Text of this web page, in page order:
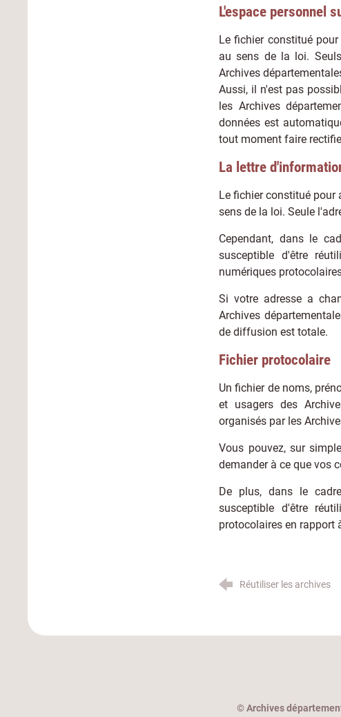
L'espace personnel
Le fichier constitué
au sens de la loi.
Archives
Aussi, il n'est pas
les Archives
données est
tout moment faire
La lettre
Le fichier constitué pour
sens de la loi. Seule
Cependant, dans le
susceptible d'être
numériques
Si votre adresse a
Archives
de diffusion est totale.
Fichier protocolaire
Un fichier de noms,
et usagers des
organisés par les
Vous pouvez, sur
demander à ce que vos
De plus, dans le
susceptible d'être
protocolaires en rapport
Réutiliser les archives
©Archives